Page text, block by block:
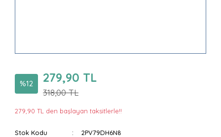
%12 279,90 TL
318,00 TL
279,90 TL den başlayan taksitlerle!!
Stok Kodu 2PV79DH6N8